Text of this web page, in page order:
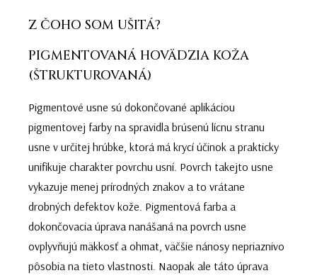
Z ČOHO SOM UŠITÁ?
PIGMENTOVANÁ HOVÄDZIA KOŽA
(ŠTRUKTUROVANÁ)
Pigmentové usne sú dokončované aplikáciou
pigmentovej farby na spravidla brúsenú lícnu stranu
usne v určitej hrúbke, ktorá má krycí účinok a prakticky
unifikuje charakter povrchu usní. Povrch takejto usne
vykazuje menej prírodných znakov a to vrátane
drobných defektov kože. Pigmentová farba a
dokončovacia úprava nanášaná na povrch usne
ovplyvňujú mäkkosť a ohmat, väčšie nánosy nepriaznivo
pôsobia na tieto vlastnosti. Naopak ale táto úprava